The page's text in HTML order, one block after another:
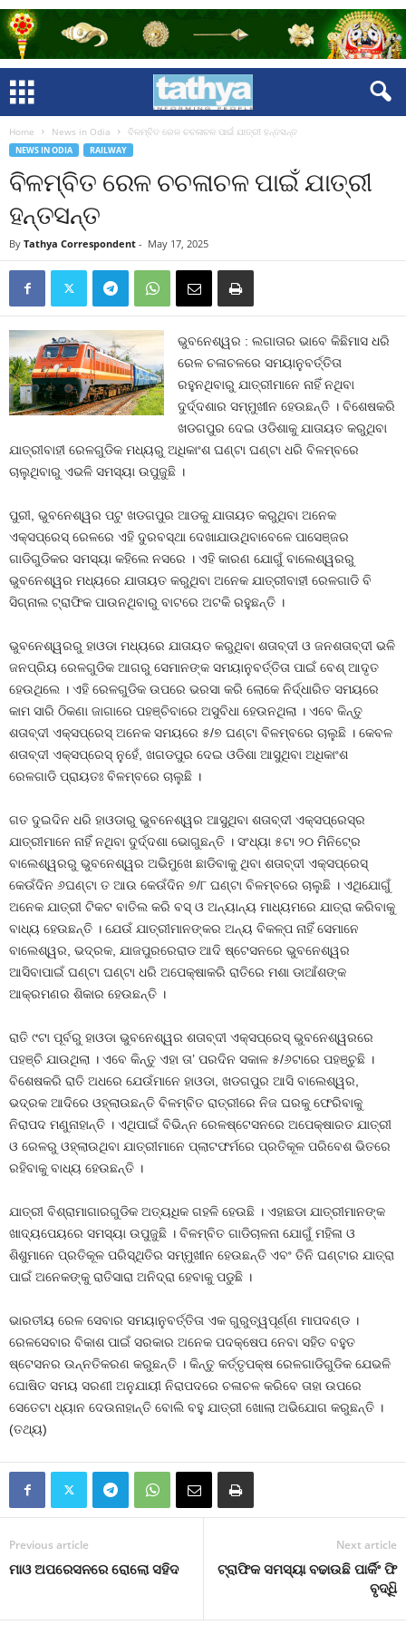
Home News in Odia ବିଳମ୍ବିତ ରେଳ ଚଚଳାଚଳ ପାଇଁ ଯାତ୍ରୀ ହନ୍ତସନ୍ତ
NEWS IN ODIA RAILWAY
ବିଳମ୍ବିତ ରେଳ ଚଚଳାଚଳ ପାଇଁ ଯାତ୍ରୀ
ହନ୍ତସନ୍ତ
By Tathya Correspondent - May 17, 2025
ଭୁବନେଶ୍ୱର : ଲଗାତାର ଭାବେ କିଛିମାସ ଧରି
ରେଳ ଚଳାଚଳରେ ସମୟାନୁବର୍ତ୍ତିତା
ରହୁନଥିବାରୁ ଯାତ୍ରୀମାନେ ନାହିଁ ନଥିବା
ଦୁର୍ଦ୍ଦଶାର ସମ୍ମୁଖୀନ ହେଉଛନ୍ତି । ବିଶେଷକରି
ଖଡଗପୁର ଦେଇ ଓଡିଶାକୁ ଯାତାୟତ କରୁଥିବା
ଯାତ୍ରୀବାହୀ ରେଳଗୁଡିକ ମଧ୍ୟରୁ ଅଧିକାଂଶ ଘଣ୍ଟା ଘଣ୍ଟା ଧରି ବିଳମ୍ବରେ
ଚାଲୁଥିବାରୁ ଏଭଳି ସମସ୍ୟା ଉପୁଜୁଛି ।
ପୁରୀ, ଭୁବନେଶ୍ୱର ପଟୁ ଖଡଗପୁର ଆଡକୁ ଯାତାୟତ କରୁଥିବା ଅନେକ
ଏକ୍ସପ୍ରେସ୍‍ ରେଳରେ ଏହି ଦୁରବସ୍ଥା ଦେଖାଯାଉଥିବାବେଳେ ପାସେଞ୍ଜର
ଗାଡିଗୁଡିକର ସମସ୍ୟା କହିଲେ ନସରେ । ଏହି କାରଣ ଯୋଗୁଁ ବାଲେଶ୍ୱରରୁ
ଭୁବନେଶ୍ୱର ମଧ୍ୟରେ ଯାତାୟତ କରୁଥିବା ଅନେକ ଯାତ୍ରୀବାହୀ ରେଳଗାଡି ବି
ସିଗ୍ନାଲ ଟ୍ରାଫିକ ପାଉନଥିବାରୁ ବାଟରେ ଅଟକି ରହୁଛନ୍ତି ।
ଭୁବନେଶ୍ୱରରୁ ହାଓଡା ମଧ୍ୟରେ ଯାତାୟତ କରୁଥିବା ଶତାବ୍ଦୀ ଓ ଜନଶତାବ୍ଦୀ ଭଳି
ଜନପ୍ରିୟ ରେଳଗୁଡିକ ଆଗରୁ ସେମାନଙ୍କ ସମୟାନୁବର୍ତ୍ତିତା ପାଇଁ ବେଶ୍‍ ଆଦୃତ
ହେଉଥିଲେ । ଏହି ରେଳଗୁଡିକ ଉପରେ ଭରସା କରି ଲୋକେ ନିର୍ଦ୍ଧାରିତ ସମୟରେ
କାମ ସାରି ଠିକଣା ଜାଗାରେ ପହଞ୍ଚିବାରେ ଅସୁବିଧା ହେଉନଥିଲା । ଏବେ କିନ୍ତୁ
ଶତାବ୍ଦୀ ଏକ୍ସପ୍ରେସ୍‍ ଅନେକ ସମୟରେ ୫/୭ ଘଣ୍ଟା ବିଳମ୍ବରେ ଚାଲୁଛି । କେବଳ
ଶତାବ୍ଦୀ ଏକ୍ସପ୍ରେସ୍‍ ନୁହେଁ, ଖଗଡପୁର ଦେଇ ଓଡିଶା ଆସୁଥିବା ଅଧିକାଂଶ
ରେଳଗାଡି ପ୍ରାୟତଃ ବିଳମ୍ବରେ ଚାଲୁଛି ।
ଗତ ଦୁଇଦିନ ଧରି ହାଓଡାରୁ ଭୁବନେଶ୍ୱର ଆସୁଥିବା ଶତାବ୍ଦୀ ଏକ୍ସପ୍ରେସ୍‍ର
ଯାତ୍ରୀମାନେ ନାହିଁ ନଥିବା ଦୁର୍ଦ୍ଦଶା ଭୋଗୁଛନ୍ତି । ସଂଧ୍ୟା ୫ଟା ୨୦ ମିନିଟ୍‍ରେ
ବାଲେଶ୍ୱରରୁ ଭୁବନେଶ୍ୱର ଅଭିମୁଖେ ଛାଡିବାକୁ ଥିବା ଶତାବ୍ଦୀ ଏକ୍ସପ୍ରେସ୍‍
କେଉଁଦିନ ୬ଘଣ୍ଟା ତ ଆଉ କେଉଁଦିନ ୭/୮ ଘଣ୍ଟା ବିଳମ୍ବରେ ଚାଲୁଛି । ଏଥିଯୋଗୁଁ
ଅନେକ ଯାତ୍ରୀ ଟିକଟ ବାତିଲ କରି ବସ୍‍ ଓ ଅନ୍ୟାନ୍ୟ ମାଧ୍ୟମରେ ଯାତ୍ରା କରିବାକୁ
ବାଧ୍ୟ ହେଉଛନ୍ତି । ଯେଉଁ ଯାତ୍ରୀମାନଙ୍କର ଅନ୍ୟ ବିକଳ୍ପ ନାହିଁ ସେମାନେ
ବାଲେଶ୍ୱର, ଭଦ୍ରକ, ଯାଜପୁରରେରାଡ ଆଦି ଷ୍ଟେସନରେ ଭୁବନେଶ୍ୱର
ଆସିବାପାଇଁ ଘଣ୍ଟା ଘଣ୍ଟା ଧରି ଅପେକ୍ଷାକରି ରାତିରେ ମଶା ଡାଆଁଶଙ୍କ
ଆକ୍ରମଣର ଶିକାର ହେଉଛନ୍ତି ।
ରାତି ୯ଟା ପୂର୍ବରୁ ହାଓଡା ଭୁବନେଶ୍ୱର ଶତାବ୍ଦୀ ଏକ୍ସପ୍ରେସ୍‍ ଭୁବନେଶ୍ୱରରେ
ପହଞ୍ଚି ଯାଉଥିଲା । ଏବେ କିନ୍ତୁ ଏହା ତା’ ପରଦିନ ସକାଳ ୫/୬ଟାରେ ପହଞ୍ଚୁଛି ।
ବିଶେଷକରି ରାତି ଅଧରେ ଯେଉଁମାନେ ହାଓଡା, ଖଡଗପୁର ଆସି ବାଲେଶ୍ୱର,
ଭଦ୍ରକ ଆଦିରେ ଓହ୍ଲାଉଛନ୍ତି ବିଳମ୍ବିତ ରାତ୍ରୀରେ ନିଜ ଘରକୁ ଫେରିବାକୁ
ନିରାପଦ ମଣୁନାହାନ୍ତି । ଏଥିପାଇଁ ବିଭିନ୍ନ ରେଳଷ୍ଟେସନରେ ଅପେକ୍ଷାରତ ଯାତ୍ରୀ
ଓ ରେଳରୁ ଓହ୍ଲାଉଥିବା ଯାତ୍ରୀମାନେ ପ୍ଲାଟଫର୍ମରେ ପ୍ରତିକୂଳ ପରିବେଶ ଭିତରେ
ରହିବାକୁ ବାଧ୍ୟ ହେଉଛନ୍ତି ।
ଯାତ୍ରୀ ବିଶ୍ରାମାଗାରଗୁଡିକ ଅତ୍ୟଧିକ ଗହଳି ହେଉଛି । ଏହାଛଡା ଯାତ୍ରୀମାନଙ୍କ
ଖାଦ୍ୟପେୟରେ ସମସ୍ୟା ଉପୁଜୁଛି । ବିଳମ୍ବିତ ଗାଡିଚାଳନା ଯୋଗୁଁ ମହିଳା ଓ
ଶିଶୁମାନେ ପ୍ରତିକୂଳ ପରିସ୍ଥିତିର ସମ୍ମୁଖୀନ ହେଉଛନ୍ତି ଏବଂ ତିନି ଘଣ୍ଟାର ଯାତ୍ରା
ପାଇଁ ଅନେକଙ୍କୁ ରାତିସାରା ଅନିଦ୍ରା ହେବାକୁ ପଡୁଛି ।
ଭାରତୀୟ ରେଳ ସେବାର ସମୟାନୁବର୍ତ୍ତିତା ଏକ ଗୁରୁତ୍ୱପୂର୍ଣ୍ଣ ମାପଦଣ୍ଡ ।
ରେଳସେବାର ବିକାଶ ପାଇଁ ସରକାର ଅନେକ ପଦକ୍ଷେପ ନେବା ସହିତ ବହୁତ
ଷ୍ଟେସନର ଉନ୍ନତିକରଣ କରୁଛନ୍ତି । କିନ୍ତୁ କର୍ତ୍ତୃପକ୍ଷ ରେଳଗାଡିଗୁଡିକ ଯେଭଳି
ଘୋଷିତ ସମୟ ସରଣୀ ଅନୁଯାୟୀ ନିରାପଦରେ ଚଳାଚଳ କରିବେ ତାହା ଉପରେ
ସେତେଟା ଧ୍ୟାନ ଦେଉନାହାନ୍ତି ବୋଲି ବହୁ ଯାତ୍ରୀ ଖୋଲା ଅଭିଯୋଗ କରୁଛନ୍ତି ।
(ତଥ୍ୟ)
Previous article
ମାଓ ଅପରେସନରେ ରୋଲୋ ସହିଦ
Next article
ଟ୍ରାଫିକ ସମସ୍ୟା ବଢାଉଛି ପାର୍କିଂ ଫି
ବୃଦ୍ଧିି